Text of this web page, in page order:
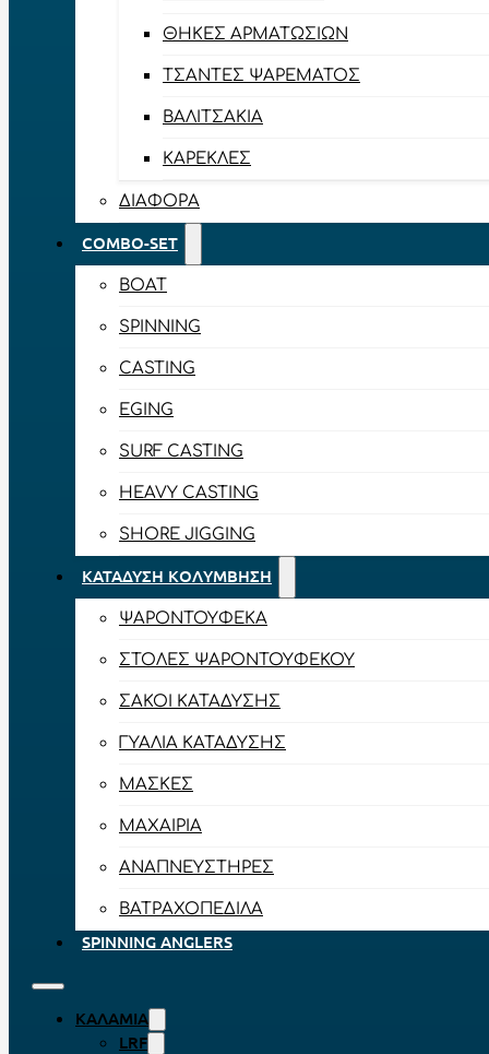
ΘΉΚΕΣ ΑΡΜΑΤΩΣΙΏΝ
ΤΣΆΝΤΕΣ ΨΑΡΈΜΑΤΟΣ
ΒΑΛΙΤΣΆΚΙΑ
ΚΑΡΈΚΛΕΣ
ΔΙΆΦΟΡΑ
COMBO-SET
BOAT
SPINNING
CASTING
EGING
SURF CASTING
HEAVY CASTING
SHORE JIGGING
ΚΑΤΆΔΥΣΗ ΚΟΛΎΜΒΗΣΗ
ΨΑΡΟΝΤΟΎΦΕΚΑ
ΣΤΟΛΈΣ ΨΑΡΟΝΤΟΎΦΕΚΟΥ
ΣΆΚΟΙ ΚΑΤΆΔΥΣΗΣ
ΓΥΑΛΙΆ ΚΑΤΆΔΥΣΗΣ
ΜΆΣΚΕΣ
ΜΑΧΑΊΡΙΑ
ΑΝΑΠΝΕΥΣΤΉΡΕΣ
ΒΑΤΡΑΧΟΠΈΔΙΛΑ
SPINNING ANGLERS
ΚΑΛΆΜΙΑ
LRF